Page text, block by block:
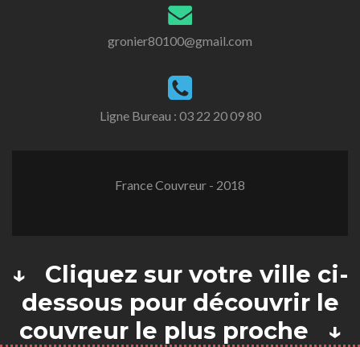
gronier80100@gmail.com
Ligne Bureau : 03 22 20 09 80
France Couvreur - 2018
↓ Cliquez sur votre ville ci-
dessous pour découvrir le
couvreur le plus proche ↓